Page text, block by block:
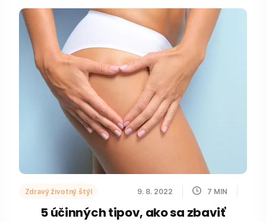
Zdravý životný štýl 9. 8. 2022 7 MIN
5 účinných tipov, ako sa zbaviť